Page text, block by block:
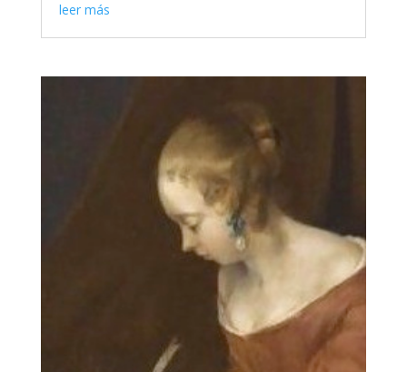
leer más